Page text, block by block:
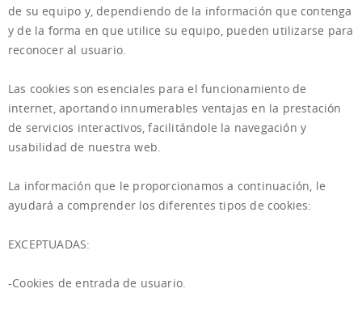
de su equipo y, dependiendo de la información que contenga
y de la forma en que utilice su equipo, pueden utilizarse para
reconocer al usuario.
Las cookies son esenciales para el funcionamiento de
internet, aportando innumerables ventajas en la prestación
de servicios interactivos, facilitándole la navegación y
usabilidad de nuestra web.
La información que le proporcionamos a continuación, le
ayudará a comprender los diferentes tipos de cookies:
EXCEPTUADAS:
-Cookies de entrada de usuario.